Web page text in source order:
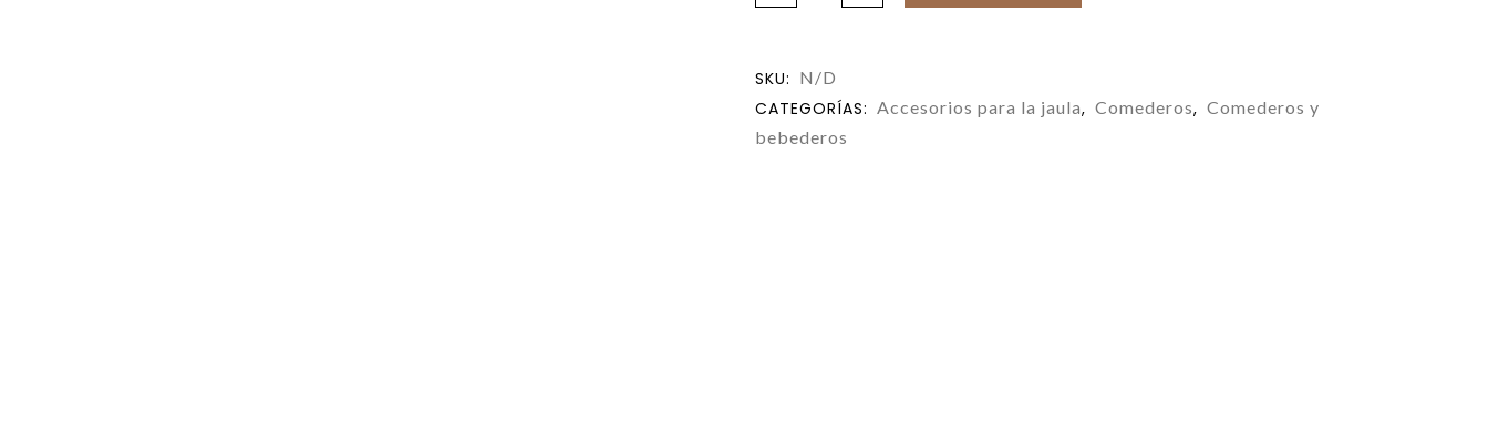
SKU: N/D
CATEGORÍAS: Accesorios para la jaula, Comederos, Comederos y
bebederos